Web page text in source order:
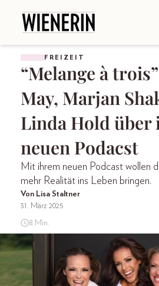
FREIZEIT
“Melange à
May, Marjan
Linda Hold über
neuen Podacst
Mit ihrem neuen Podcast wollen
mehr Realität ins Leben bringen.
Von Lisa Staltner
31. März 2025
8 Min.